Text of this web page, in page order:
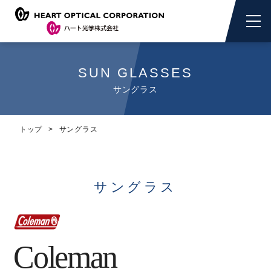
SUN GLASSES
サングラス
トップ サングラス
サングラス
Coleman